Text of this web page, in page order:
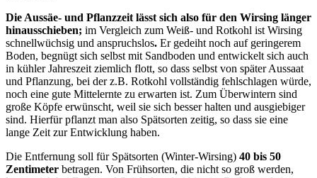
Die Aussäe- und Pflanzzeit lässt sich also für den Wirsing länger
hinausschieben; im Vergleich zum Weiß- und Rotkohl ist Wirsing
schnellwüchsig und anspruchslos. Er gedeiht noch auf geringerem
Boden, begnügt sich selbst mit Sandboden und entwickelt sich auch
in kühler Jahreszeit ziemlich flott, so dass selbst von später Aussaat
und Pflanzung, bei der z.B. Rotkohl vollständig fehlschlagen würde,
noch eine gute Mittelernte zu erwarten ist. Zum Überwintern sind
große Köpfe erwünscht, weil sie sich besser halten und ausgiebiger
sind. Hierfür pflanzt man also Spätsorten zeitig, so dass sie eine
lange Zeit zur Entwicklung haben.
Die Entfernung soll für Spätsorten (Winter-Wirsing) 40 bis 50
Zentimeter betragen. Von Frühsorten, die nicht so groß werden,